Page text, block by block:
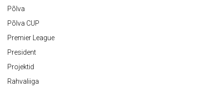
Põlva
Põlva CUP
Premier League
President
Projektid
Rahvaliiga